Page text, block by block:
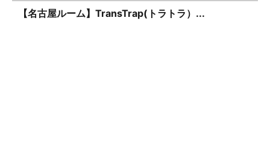
【名古屋ルーム】TransTrap(トラトラ）...